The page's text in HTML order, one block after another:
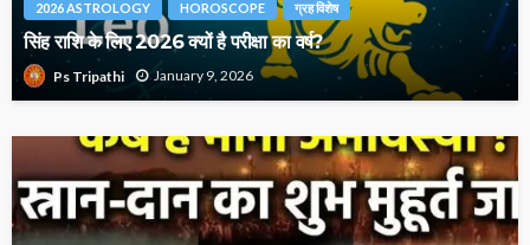
2026 ASTROLOGY HOROSCOPE ग्रह विशेष
सिंह राशि के लिए 2026 क्यों है परीक्षा का वर्ष?
Ps Tripathi January 9, 2026